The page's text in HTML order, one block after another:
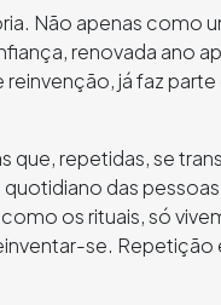
Não apenas como
renovada ano
já faz parte
que, repetidas, se
das
os rituais, só
se. Repetição